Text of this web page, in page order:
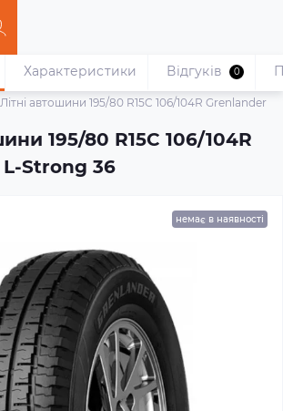
Літні автошини 195/80 R15C 106/104R Grenlander
195/80 R15C 106/104R
Strong 36
Характеристики Відгуків 0
немає в наявності